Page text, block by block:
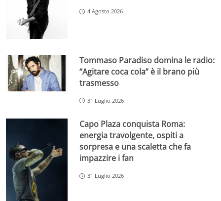
4 Agosto 2026
Tommaso Paradiso domina le radio:
“Agitare coca cola” è il brano più
trasmesso
31 Luglio 2026
Capo Plaza conquista Roma:
energia travolgente, ospiti a
sorpresa e una scaletta che fa
impazzire i fan
31 Luglio 2026